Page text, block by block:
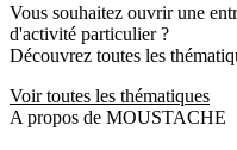
Vous souhaitez ouvrir une
d'activité particulier ?
Découvrez toutes les
Voir toutes les thématiques
A propos de MOUSTACHE